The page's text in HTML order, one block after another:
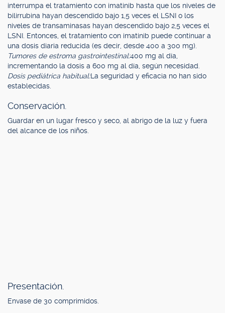
interrumpa el tratamiento con imatinib hasta que los niveles de
bilirrubina hayan descendido bajo 1,5 veces el LSNI o los
niveles de transaminasas hayan descendido bajo 2,5 veces el
LSNI. Entonces, el tratamiento con imatinib puede continuar a
una dosis diaria reducida (es decir, desde 400 a 300 mg).
Tumores de estroma gastrointestinal:400 mg al día,
incrementando la dosis a 600 mg al día, según necesidad.
Dosis pediátrica habitual:La seguridad y eficacia no han sido
establecidas.
Conservación.
Guardar en un lugar fresco y seco, al abrigo de la luz y fuera
del alcance de los niños.
Presentación.
Envase de 30 comprimidos.